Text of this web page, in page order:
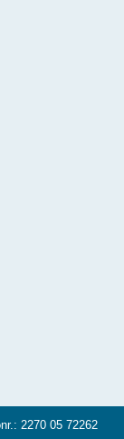
2270 05 72262